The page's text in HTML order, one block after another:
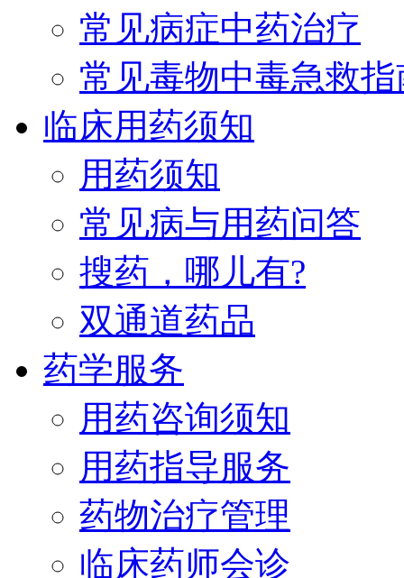
常见病症中药治疗
常见毒物中毒急救指
临床用药须知
用药须知
常见病与用药问答
搜药，哪儿有?
双通道药品
药学服务
用药咨询须知
用药指导服务
药物治疗管理
临床药师会诊